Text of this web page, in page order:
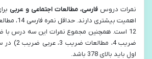
نمرات دروسفارسی، مطالعات اجتماعی و عربی
12 است. همچنین مجموع نمرات این سه درس
ضریب 4،
اول باید بالای 378 باشد.